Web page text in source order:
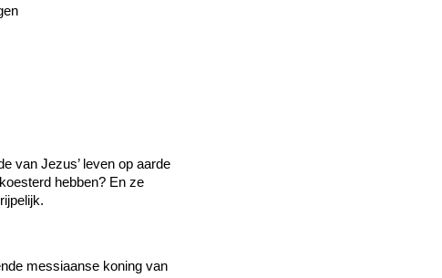
van Jezus’ leven op aarde
hebben? En ze
messiaanse koning van